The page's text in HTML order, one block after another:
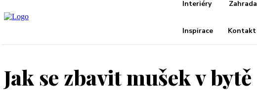
Interiéry Zahrada
Inspirace Kontakt
Jak se zbavit mušek v bytě